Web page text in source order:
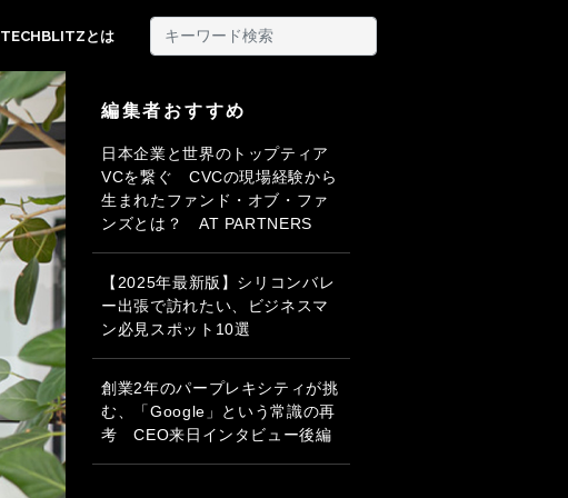
TECHBLITZとは
編集者おすすめ
日本企業と世界のトップティア
VCを繋ぐ CVCの現場経験から
生まれたファンド・オブ・ファ
ンズとは？ AT PARTNERS
【2025年最新版】シリコンバレ
ー出張で訪れたい、ビジネスマ
ン必見スポット10選
創業2年のパープレキシティが挑
む、「Google」という常識の再
考 CEO来日インタビュー後編